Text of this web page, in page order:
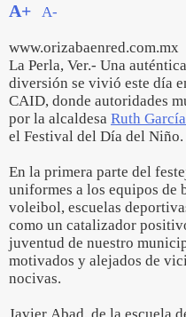
A+ A-
www.orizabaenred.com.mx
La Perla, Ver.- Una
diversión se vivió este día
CAID, donde autoridades
por la alcaldesa Ruth
el Festival del Día del Niño.
En la primera parte del
uniformes a los equipos de
voleibol, escuelas
como un catalizador
juventud de nuestro
motivados y alejados de
nocivas.